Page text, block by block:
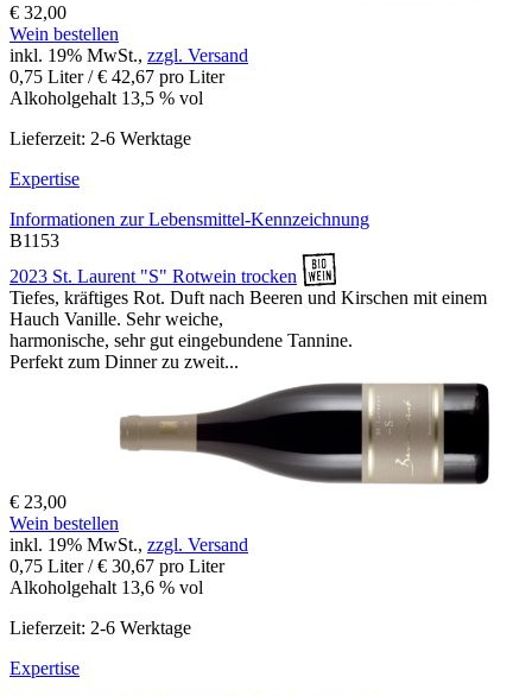
€ 32,00
Wein bestellen
inkl. 19% MwSt., zzgl. Versand
0,75 Liter / € 42,67 pro Liter
Alkoholgehalt 13,5 % vol
Lieferzeit: 2-6 Werktage
Expertise
Informationen zurLebensmittel-Kennzeichnung
B1153
2023 St. Laurent "S" Rotwein trocken
Tiefes, kräftiges Rot. Duft nach Beeren und Kirschen mit einem
Hauch Vanille. Sehr weiche,
harmonische, sehr gut eingebundene Tannine.
Perfekt zum Dinner zu zweit...
€ 23,00
Wein bestellen
inkl. 19% MwSt., zzgl. Versand
0,75 Liter / € 30,67 pro Liter
Alkoholgehalt 13,6 % vol
Lieferzeit: 2-6 Werktage
Expertise